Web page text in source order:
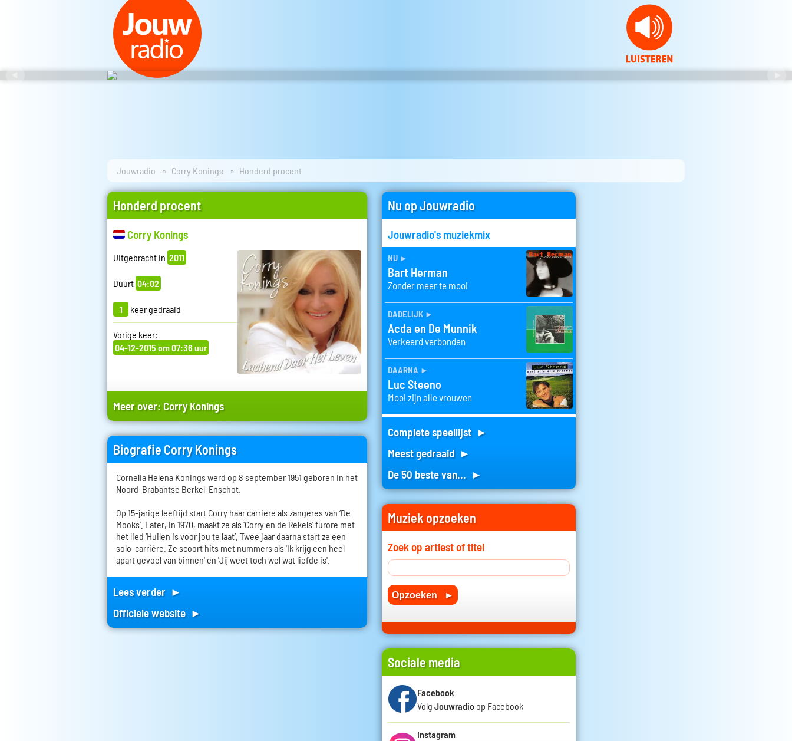
Jouwradio Corry Konings Honderd procent
Honderd procent
Corry Konings
Uitgebracht in 2011
Duurt 04:02
1 keer gedraaid
Vorige keer:
04-12-2015 om 07:36 uur
Meer over: Corry Konings
Biografie Corry Konings
Cornelia Helena Konings werd op 8 september 1951 geboren in het
Noord-Brabantse Berkel-Enschot.
Op 15-jarige leeftijd start Corry haar carriere als zangeres van ‘De
Mooks’. Later, in 1970, maakt ze als ‘Corry en de Rekels’ furore met
het lied ‘Huilen is voor jou te laat’. Twee jaar daarna start ze een
solo-carrière. Ze scoort hits met nummers als 'Ik krijg een heel
apart gevoel van binnen' en 'Jij weet toch wel wat liefde is'.
Lees verder ►
Officiele website ►
Nu op Jouwradio
Jouwradio's muziekmix
nu ►
Bart Herman
Zonder meer te mooi
dadelijk ►
Acda en De Munnik
Verkeerd verbonden
daarna ►
Luc Steeno
Mooi zijn alle vrouwen
Complete speellijst ►
Meest gedraaid ►
De 50 beste van... ►
Muziek opzoeken
Zoek op artiest of titel
Sociale media
Facebook
Volg Jouwradio op Facebook
Instagram